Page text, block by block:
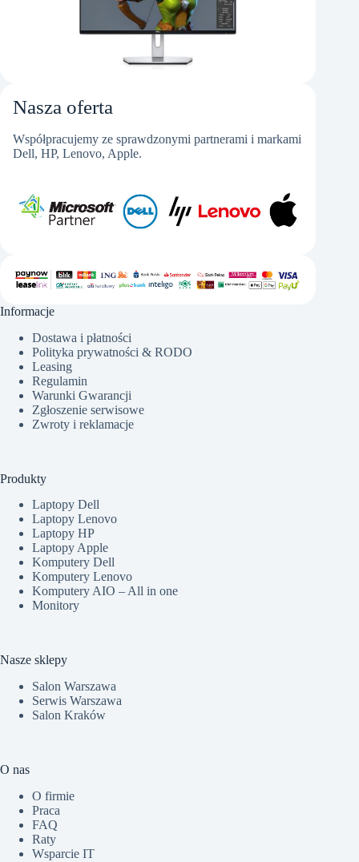
Nasza oferta
Współpracujemy ze sprawdzonymi partnerami i markami
Dell, HP, Lenovo, Apple.
Informacje
Dostawa i płatności
Polityka prywatności & RODO
Leasing
Regulamin
Warunki Gwarancji
Zgłoszenie serwisowe
Zwroty i reklamacje
Produkty
Laptopy Dell
Laptopy Lenovo
Laptopy HP
Laptopy Apple
Komputery Dell
Komputery Lenovo
Komputery AIO – All in one
Monitory
Nasze sklepy
Salon Warszawa
Serwis Warszawa
Salon Kraków
O nas
O firmie
Praca
FAQ
Raty
Wsparcie IT